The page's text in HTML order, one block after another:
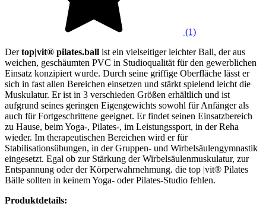
(1)
Dertop|vit® pilates.ball ist ein vielseitiger leichter Ball, der aus
weichen, geschäumten PVC in Studioqualität für den gewerblichen
Einsatz konzipiert wurde. Durch seine griffige Oberfläche lässt er
sich in fast allen Bereichen einsetzen und stärkt spielend leicht die
Muskulatur. Er ist in 3 verschieden Größen erhältlich und ist
aufgrund seines geringen Eigengewichts sowohl für Anfänger als
auch für Fortgeschrittene geeignet. Er findet seinen Einsatzbereich
zu Hause, beim Yoga-, Pilates-, im Leistungssport, in der Reha
wieder. Im therapeutischen Bereichen wird er für
Stabilisationsübungen, in der Gruppen- und Wirbelsäulengymnastik
eingesetzt. Egal ob zur Stärkung der Wirbelsäulenmuskulatur, zur
Entspannung oder der Körperwahrnehmung. die top |vit® Pilates
Bälle sollten in keinem Yoga- oder Pilates-Studio fehlen.
Produktdetails: